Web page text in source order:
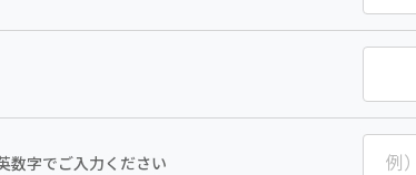
数字でご入力ください